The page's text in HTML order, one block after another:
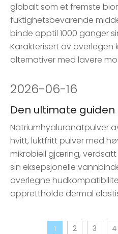
globalt som et fremste
fuktighetsbevarende
binde opptil 1000 ganger
Karakterisert av overlegen
alternativer med lavere
2026-06-16
Natriumhyaluronatpulver
hvitt, luktfritt pulver med
mikrobiell gjæring,
sin eksepsjonelle
overlegne
opprettholde dermal
1 2 3 4